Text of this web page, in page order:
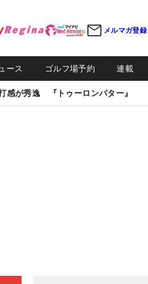
メルマガ登録
ース ゴルフ場予約 連載
感が秀逸 『トゥーロンパター』